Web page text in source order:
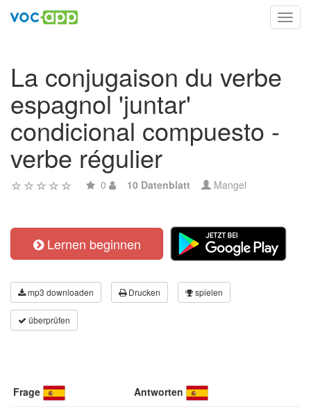
La conjugaison du verbe
espagnol 'juntar'
condicional compuesto -
verbe régulier
0 10 Datenblatt Mangel
Lernen beginnen
mp3 downloaden Drucken spielen
überprüfen
Frage Antworten